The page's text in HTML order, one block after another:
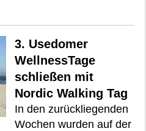
3. Usedomer
WellnessTage
schließen mit
Nordic Walking Tag
In den zurückliegenden
Wochen wurden auf der